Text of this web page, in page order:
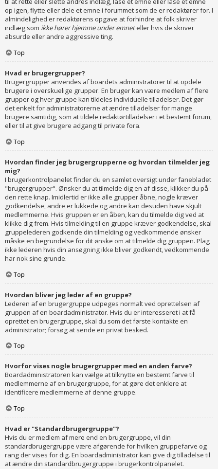
op igen, flytte eller dele et emne i forummet som de er redaktører for. I
almindelighed er redaktørens opgave at forhindre at folk skriver
indlæg som ikke hører hjemme under emneteller hvis de skriver
absurde eller andre aggressive ting.
Top
Hvad er brugergrupper?
Brugergrupper anvendes af boardets administratorer til at opdele
brugere i overskuelige grupper. En bruger kan være medlem af flere
grupper og hver gruppe kan tildeles individuelle tilladelser. Det gør
det enkelt for administratorerne at ændre tilladelser for mange
brugere samtidig, som at tildele redaktørtilladelser i et bestemt forum,
eller til at give brugere adgang til private fora.
Top
Hvordan finder jeg brugergrupperne og hvordan tilmelder jeg
mig?
I brugerkontrolpanelet finder du en samlet oversigt under fanebladet
"brugergrupper". Ønsker du at tilmelde dig en af disse, klikker du på
den rette knap. Imidlertid er ikke alle grupper åbne, nogle kræver
godkendelse, andre er lukkede og andre kan desuden have skjult
medlemmerne. Hvis gruppen er en åben, kan du tilmelde dig ved at
klikke dig frem. Hvis tilmelding til en gruppe kræver godkendelse, skal
gruppelederen godkende din tilmelding og vedkommende ønsker
måske en begrundelse for dit ønske om at tilmelde dig gruppen. Plag
ikke lederen hvis din ansøgning ikke bliver godkendt, vedkommende
har nok sine grunde.
Top
Hvordan bliver jeg leder af en gruppe?
Lederen af en brugergruppe udpeges normalt ved oprettelsen af
gruppen af en boardadministrator. Hvis du er interesseret i at få
oprettet en brugergruppe, skal du som det første kontakte en
administrator; forsøg at sende en privat besked.
Top
Hvorfor vises nogle brugergrupper med en anden farve?
Boardadministratoren kan vælge at tilknytte en bestemt farve til
medlemmerne af en brugergruppe, for at gøre det enklere at
identificere medlemmerne af denne gruppe.
Top
Hvad er "Standardbrugergruppe"?
Hvis du er medlem af mere end en brugergruppe, vil din
standardbrugergruppe være afgørende for hvilken gruppefarve og
rang der vises for dig. En boardadministrator kan give dig tilladelse til
at ændre din standardbrugergruppe i brugerkontrolpanelet.